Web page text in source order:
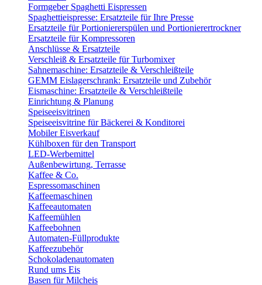
Formgeber Spaghetti Eispressen
Spaghettieispresse: Ersatzteile für Ihre Presse
Ersatzteile für Portioniererspülen und Portionierertrockner
Ersatzteile für Kompressoren
Anschlüsse & Ersatzteile
Verschleiß & Ersatzteile für Turbomixer
Sahnemaschine: Ersatzteile & Verschleißteile
GEMM Eislagerschrank: Ersatzteile und Zubehör
Eismaschine: Ersatzteile & Verschleißteile
Einrichtung & Planung
Speiseeisvitrinen
Speiseeisvitrine für Bäckerei & Konditorei
Mobiler Eisverkauf
Kühlboxen für den Transport
LED-Werbemittel
Außenbewirtung, Terrasse
Kaffee & Co.
Espressomaschinen
Kaffeemaschinen
Kaffeeautomaten
Kaffeemühlen
Kaffeebohnen
Automaten-Füllprodukte
Kaffeezubehör
Schokoladenautomaten
Rund ums Eis
Basen für Milcheis